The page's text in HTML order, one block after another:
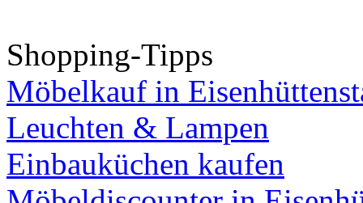
Shopping-Tipps
Möbelkauf in
Leuchten & Lampen
Einbauküchen kaufen